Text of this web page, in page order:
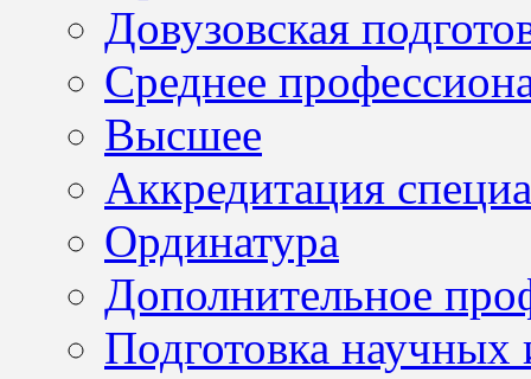
Довузовская
Среднее
Высшее
Аккредитация
Ординатура
Дополнительное
Подготовка научных